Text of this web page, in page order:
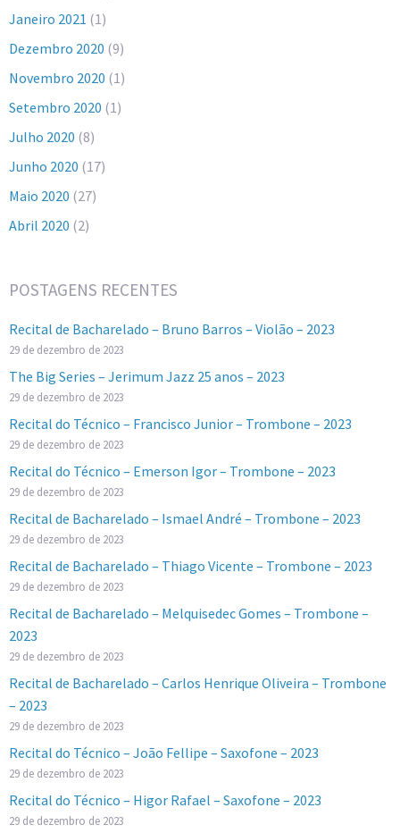
Janeiro 2021 (1)
Dezembro 2020 (9)
Novembro 2020 (1)
Setembro 2020 (1)
Julho 2020 (8)
Junho 2020 (17)
Maio 2020 (27)
Abril 2020 (2)
POSTAGENS RECENTES
Recital de Bacharelado – Bruno Barros – Violão – 2023
29 de dezembro de 2023
The Big Series – Jerimum Jazz 25 anos – 2023
29 de dezembro de 2023
Recital do Técnico – Francisco Junior – Trombone – 2023
29 de dezembro de 2023
Recital do Técnico – Emerson Igor – Trombone – 2023
29 de dezembro de 2023
Recital de Bacharelado – Ismael André – Trombone – 2023
29 de dezembro de 2023
Recital de Bacharelado – Thiago Vicente – Trombone – 2023
29 de dezembro de 2023
Recital de Bacharelado – Melquisedec Gomes – Trombone –
2023
29 de dezembro de 2023
Recital de Bacharelado – Carlos Henrique Oliveira – Trombone
– 2023
29 de dezembro de 2023
Recital do Técnico – João Fellipe – Saxofone – 2023
29 de dezembro de 2023
Recital do Técnico – Higor Rafael – Saxofone – 2023
29 de dezembro de 2023